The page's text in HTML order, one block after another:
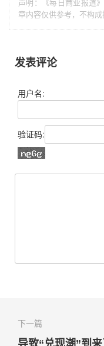
声明：《每日商业报道
章内容仅供参考，不构
发表评论
用户名:
验证码:
下一篇